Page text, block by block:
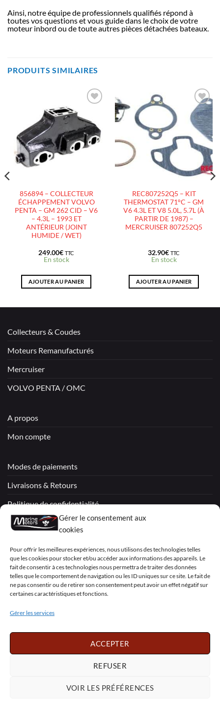
Gérer le consentement aux
cookies
Pour offrir les meilleures expériences, nous utilisons des technologies telles
que les cookies pour stocker et/ou accéder aux informations des appareils. Le
fait de consentir à ces technologies nous permettra de traiter des données
telles que le comportement de navigation ou les ID uniques sur ce site. Le fait de
ne pas consentir ou de retirer son consentement peut avoir un effet négatif sur
certaines caractéristiques et fonctions.
Gérer les services
ACCEPTER
REFUSER
VOIR LES PRÉFÉRENCES
Ainsi, notre équipe de professionnels qualifiés répond à
toutes vos questions et vous guide dans le choix de votre
moteur inbord ou de toute autres pièces détachées bateaux.
PRODUITS SIMILAIRES
AJOUTER
À LA
LISTE
D’ENVIES
856894 – COLLECTEUR
ÉCHAPPEMENT VOLVO
PENTA – GM 262 CID – V6
– 4.3L – 1993 ET
ANTÉRIEUR (JOINT
HUMIDE / WET)
249.00€ TTC
En stock
AJOUTER AU PANIER
AJOUTER
À LA
LISTE
D’ENVIES
REC807252Q5 – KIT
THERMOSTAT 71°C – GM
V6 4.3L ET V8 5.0L, 5.7L (À
PARTIR DE 1987) –
MERCRUISER 807252Q5
32.90€ TTC
En stock
AJOUTER AU PANIER
Collecteurs & Coudes
Moteurs Remanufacturés
Mercruiser
VOLVO PENTA / OMC
A propos
Mon compte
Modes de paiements
Livraisons & Retours
Politique de confidentialité
Mentions légales
Déclaration de confidentialité (UE)
Visa PayPal
English Deutsch